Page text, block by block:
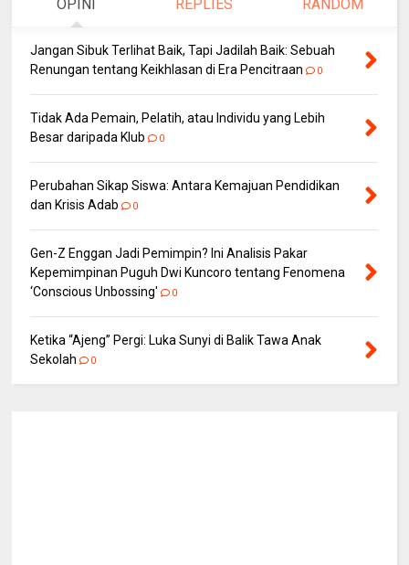
OPINI REPLIES RANDOM
Jangan Sibuk Terlihat Baik, Tapi Jadilah Baik: Sebuah
Renungan tentang Keikhlasan di Era Pencitraan
0
Tidak Ada Pemain, Pelatih, atau Individu yang Lebih
Besar daripada Klub
0
Perubahan Sikap Siswa: Antara Kemajuan Pendidikan
dan Krisis Adab
0
Gen-Z Enggan Jadi Pemimpin? Ini Analisis Pakar
Kepemimpinan Puguh Dwi Kuncoro tentang Fenomena
‘Conscious Unbossing'
0
Ketika “Ajeng” Pergi: Luka Sunyi di Balik Tawa Anak
Sekolah
0